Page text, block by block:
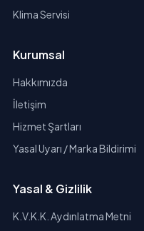
Klima Servisi
Kurumsal
Hakkımızda
İletişim
Hizmet Şartları
Yasal Uyarı / Marka Bildirimi
Yasal & Gizlilik
K.V.K.K. Aydınlatma Metni